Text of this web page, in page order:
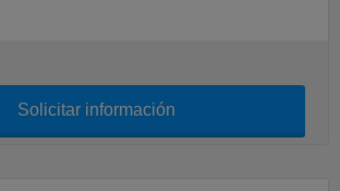
Solicitar información